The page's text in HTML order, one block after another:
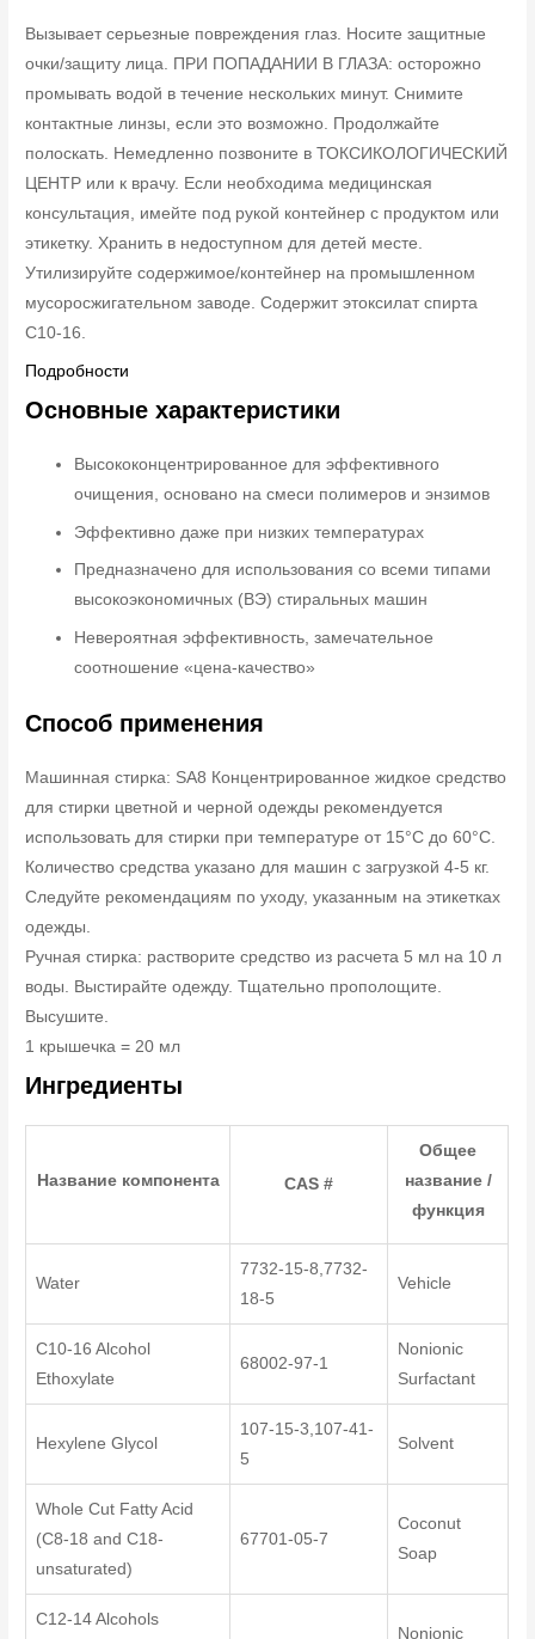
Вызывает серьезные повреждения глаз. Носите защитные
очки/защиту лица. ПРИ ПОПАДАНИИ В ГЛАЗА: осторожно
промывать водой в течение нескольких минут. Снимите
контактные линзы, если это возможно. Продолжайте
полоскать. Немедленно позвоните в ТОКСИКОЛОГИЧЕСКИЙ
ЦЕНТР или к врачу. Если необходима медицинская
консультация, имейте под рукой контейнер с продуктом или
этикетку. Хранить в недоступном для детей месте.
Утилизируйте содержимое/контейнер на промышленном
мусоросжигательном заводе. Содержит этоксилат спирта
C10-16.
Подробности
Основные характеристики
Высококонцентрированное для эффективного
очищения, основано на смеси полимеров и энзимов
Эффективно даже при низких температурах
Предназначено для использования со всеми типами
высокоэкономичных (ВЭ) стиральных машин
Невероятная эффективность, замечательное
соотношение «цена-качество»
Способ применения
Машинная стирка: SA8 Концентрированное жидкое средство
для стирки цветной и черной одежды рекомендуется
использовать для стирки при температуре от 15°C до 60°C.
Количество средства указано для машин с загрузкой 4-5 кг.
Следуйте рекомендациям по уходу, указанным на этикетках
одежды.
Ручная стирка: растворите средство из расчета 5 мл на 10 л
воды. Выстирайте одежду. Тщательно прополощите.
Высушите.
1 крышечка = 20 мл
Ингредиенты
Название компонента CAS #
Общее
название /
функция
Water
7732-15-8,7732-
18-5
Vehicle
C10-16 Alcohol
Ethoxylate
68002-97-1
Nonionic
Surfactant
Hexylene Glycol
107-15-3,107-41-
5
Solvent
Whole Cut Fatty Acid
(C8-18 and C18-
unsaturated)
67701-05-7
Coconut
Soap
C12-14 Alcohols
Nonionic